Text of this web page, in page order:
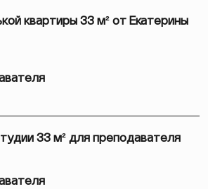
квартиры 33 м² от Екатерины
33 м² для преподавателя